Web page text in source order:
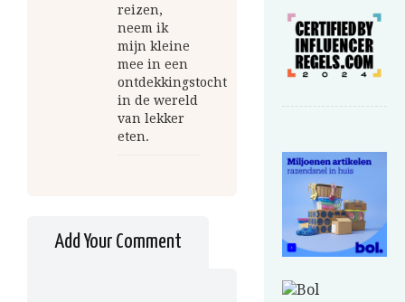
reizen,
neem ik
mijn kleine
mee in een
ontdekkingstocht
in de wereld
van lekker
eten.
Add Your Comment